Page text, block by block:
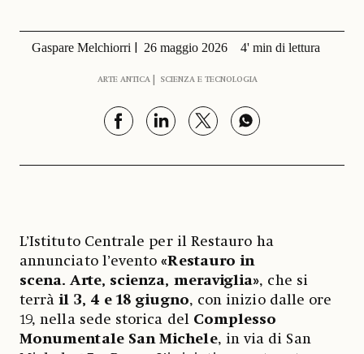
Gaspare Melchiorri 26 maggio 2026 4' min di lettura
ARTE ANTICA SCIENZA E TECNOLOGIA
L’Istituto Centrale per il Restauro ha
annunciato l’evento«Restauro in
scena. Arte, scienza, meraviglia», che si
terràil 3, 4 e 18 giugno, con inizio dalle ore
19, nella sede storica del Complesso
Monumentale San Michele, in via di San